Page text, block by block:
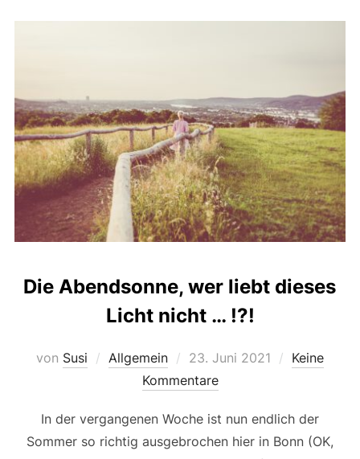
Die Abendsonne, wer liebt dieses
Licht nicht … !?!
von Susi Allgemein
Veröffentlicht
am
23. Juni 2021
Keine
Kommentare
In der vergangenen Woche ist nun endlich der
Sommer so richtig ausgebrochen hier in Bonn (OK,